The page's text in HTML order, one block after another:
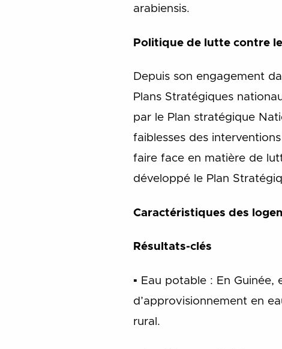
arabiensis.
Politique de lutte contre
Depuis son engagement
Plans Stratégiques
par le Plan stratégique
faiblesses des
faire face en matière de
développé le Plan
Caractéristiques des
Résultats-clés
▪ Eau potable : En
d’approvisionnement en
rural.